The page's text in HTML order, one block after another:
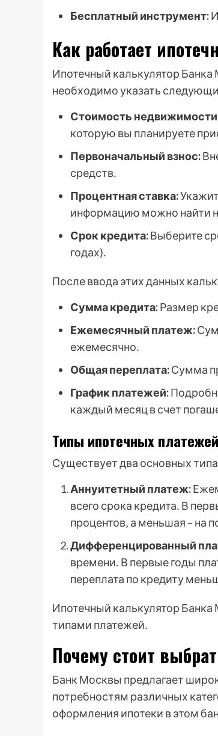
Бесплатный инструмент:
Как работает
Ипотечный калькулятор
необходимо указать
Стоимость
которую вы планируете
Первоначальный взнос:
средств․
Процентная ставка:
информацию можно найти
Срок кредита:Выберите
годах)․
После ввода этих данных
Сумма кредита:Размер
Ежемесячный платеж:
ежемесячно․
Общая переплата:Сумма
График платежей:
каждый месяц в счет
Типы ипотечных
Существует два основных
Аннуитетный платеж:
всего срока кредита․ В
процентов‚ а меньшая – на
Дифференцированный
времени․ В первые годы
переплата по кредиту
Ипотечный калькулятор
типами платежей․
Почему стоит
Банк Москвы предлагает
потребностям различных
оформления ипотеки в этом